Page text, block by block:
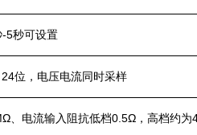
5秒可设置
位，电压电流同时采样
、电流输入阻抗低档0.5Ω，高档约为